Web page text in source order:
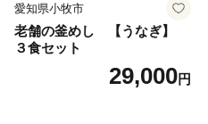
愛知県小牧市
老舗の釜めし 【うなぎ】
３食セット
29,000円